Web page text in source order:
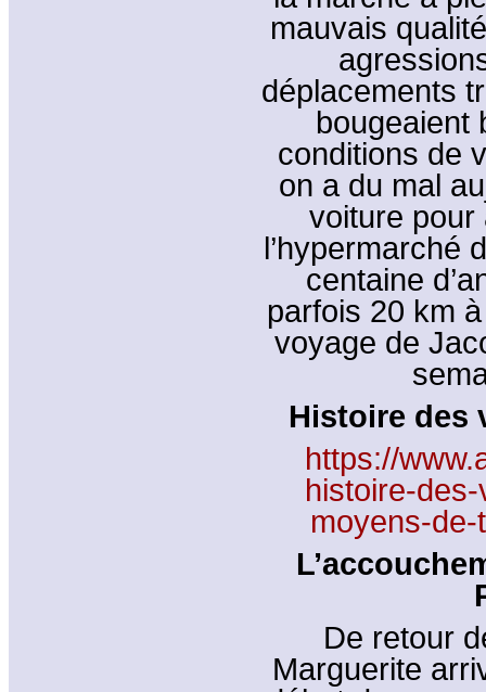
mauvais
déplacements
bougeaient
conditions de
on a du mal
voiture pour
l’hypermarché
centaine
parfois 20 km
voyage de
Histoire des
https://
histoire-
moyens-
De retour
Marguerite